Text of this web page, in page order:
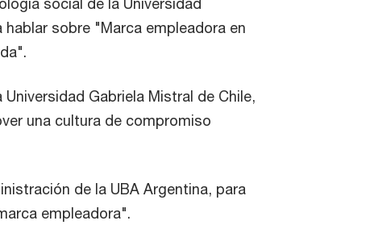
sobre "Marca empleadora en
Universidad Gabriela Mistral de Chile,
una cultura de compromiso
de la UBA Argentina, para
empleadora".